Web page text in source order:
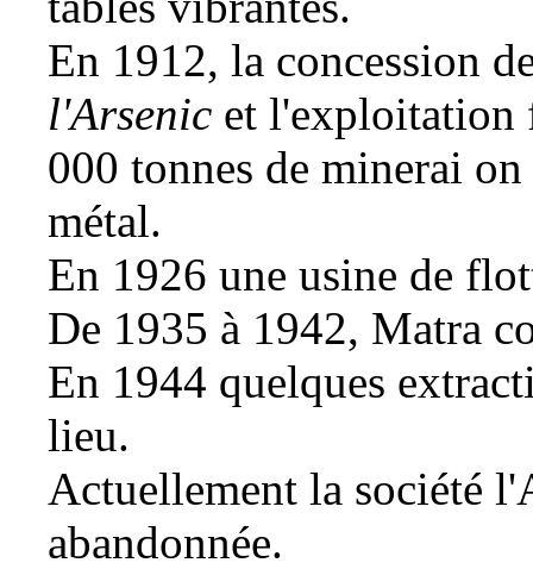
En 1912, la concession
l'Arsenic et l'exploitation
000 tonnes de minerai on
métal.
En 1926 une usine de
De 1935 à 1942, Matra
En 1944 quelques
lieu.
Actuellement la société
abandonnée.